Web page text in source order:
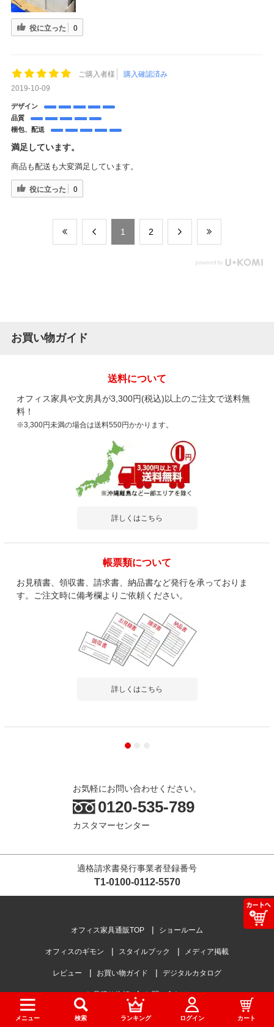
役に立った 0
ご購入者様
購入確認済み
2019-10-09
デザイン
品質
梱包、配送
満足しています。
商品も配送も大変満足しています。
役に立った 0
​1 ​2
お買い物ガイド
送料について
オフィス家具や文房具が3,300円(税込)以上のご注文で送料無
料！
※3,300円未満の場合は送料550円かかります。
詳しくはこちら
帳票類について
お見積書、領収書、請求書、納品書など発行を承っておりま
す。ご注文時に備考欄よりご依頼ください。
詳しくはこちら
お気軽にお問い合わせください。
0120-535-789
カスタマーセンター
適格請求書発行事業者登録番号
T1-0100-0112-5570
メニュー 検索 ランキング ログイン カート
オフィス家具通販TOP ショールーム
オフィスのギモン スタイルブック メディア掲載
レビュー お買い物ガイド デジタルカタログ
お見積り依頼 お問い合わせ